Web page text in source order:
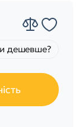
дешевше?